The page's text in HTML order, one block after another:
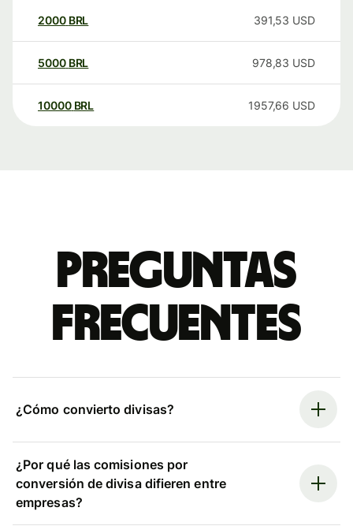
2000 BRL 391,53 USD
5000 BRL 978,83 USD
10000 BRL 1957,66 USD
Preguntas
frecuentes
¿Cómo convierto divisas?
¿Por qué las comisiones por
conversión de divisa difieren entre
empresas?